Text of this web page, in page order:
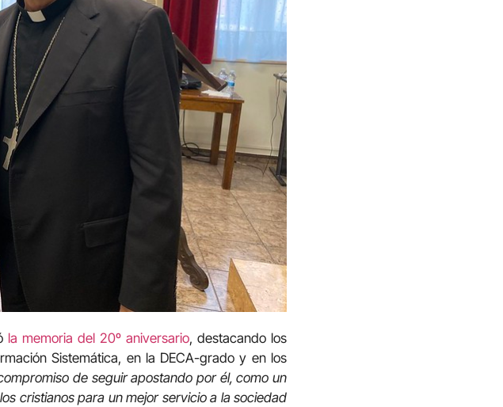
la memoria del 20º aniversario, destacando los
Sistemática, en la DECA-grado y en los
de seguir apostando por él, como un
cristianos para un mejor servicio a la sociedad